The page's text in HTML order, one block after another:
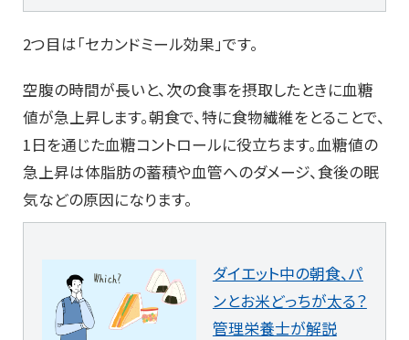
2つ目は「セカンドミール効果」です。
空腹の時間が長いと、次の食事を摂取したときに血糖
値が急上昇します。朝食で、特に食物繊維をとることで、
1日を通じた血糖コントロールに役立ちます。血糖値の
急上昇は体脂肪の蓄積や血管へのダメージ、食後の眠
気などの原因になります。
ダイエット中の朝食、パ
ンとお米どっちが太る？
管理栄養士が解説